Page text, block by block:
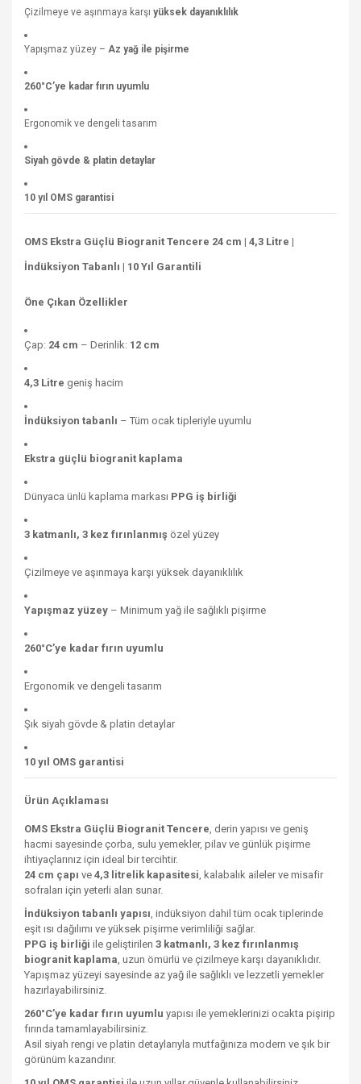
Çizilmeye ve aşınmaya karşı yüksek dayanıklılık
Yapışmaz yüzey – Az yağ ile pişirme
260°C’ye kadar fırın uyumlu
Ergonomik ve dengeli tasarım
Siyah gövde & platin detaylar
10 yıl OMS garantisi
OMS Ekstra Güçlü Biogranit Tencere 24 cm | 4,3 Litre |
İndüksiyon Tabanlı | 10 Yıl Garantili
Öne Çıkan Özellikler
Çap: 24 cm – Derinlik: 12 cm
4,3 Litre geniş hacim
İndüksiyon tabanlı – Tüm ocak tipleriyle uyumlu
Ekstra güçlü biogranit kaplama
Dünyaca ünlü kaplama markası PPG iş birliği
3 katmanlı, 3 kez fırınlanmış özel yüzey
Çizilmeye ve aşınmaya karşı yüksek dayanıklılık
Yapışmaz yüzey – Minimum yağ ile sağlıklı pişirme
260°C’ye kadar fırın uyumlu
Ergonomik ve dengeli tasarım
Şık siyah gövde & platin detaylar
10 yıl OMS garantisi
Ürün Açıklaması
OMS Ekstra Güçlü Biogranit Tencere, derin yapısı ve geniş
hacmi sayesinde çorba, sulu yemekler, pilav ve günlük pişirme
ihtiyaçlarınız için ideal bir tercihtir.
24 cm çapı ve 4,3 litrelik kapasitesi, kalabalık aileler ve misafir
sofraları için yeterli alan sunar.
İndüksiyon tabanlı yapısı, indüksiyon dahil tüm ocak tiplerinde
eşit ısı dağılımı ve yüksek pişirme verimliliği sağlar.
PPG iş birliği ile geliştirilen 3 katmanlı, 3 kez fırınlanmış
biogranit kaplama, uzun ömürlü ve çizilmeye karşı dayanıklıdır.
Yapışmaz yüzeyi sayesinde az yağ ile sağlıklı ve lezzetli yemekler
hazırlayabilirsiniz.
260°C’ye kadar fırın uyumlu yapısı ile yemeklerinizi ocakta pişirip
fırında tamamlayabilirsiniz.
Asil siyah rengi ve platin detaylarıyla mutfağınıza modern ve şık bir
görünüm kazandırır.